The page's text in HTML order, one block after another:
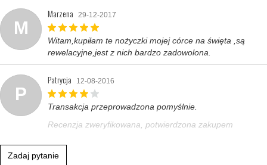
M
Marzena 29-12-2017
Witam,kupiłam te nożyczki mojej córce na święta ,są
rewelacyjne,jest z nich bardzo zadowolona.
P
Patrycja 12-08-2016
Transakcja przeprowadzona pomyślnie.
Recenzja zweryfikowana, potwierdzona zakupem
Zadaj pytanie